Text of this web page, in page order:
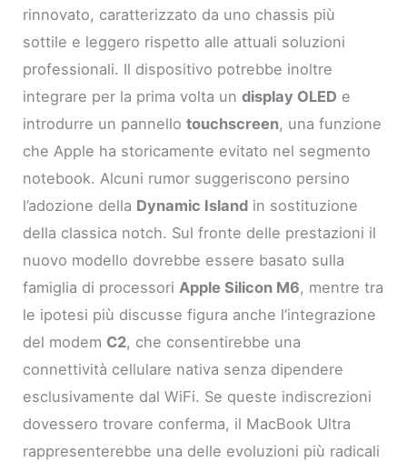
rinnovato, caratterizzato da uno chassis più
sottile e leggero rispetto alle attuali soluzioni
professionali. Il dispositivo potrebbe inoltre
integrare per la prima volta undisplay OLED e
introdurre un pannellotouchscreen, una funzione
che Apple ha storicamente evitato nel segmento
notebook. Alcuni rumor suggeriscono persino
l’adozione della Dynamic Island in sostituzione
della classica notch. Sul fronte delle prestazioni il
nuovo modello dovrebbe essere basato sulla
famiglia di processoriApple Silicon M6, mentre tra
le ipotesi più discusse figura anche l’integrazione
del modem C2, che consentirebbe una
connettività cellulare nativa senza dipendere
esclusivamente dal WiFi. Se queste indiscrezioni
dovessero trovare conferma, il MacBook Ultra
rappresenterebbe una delle evoluzioni più radicali